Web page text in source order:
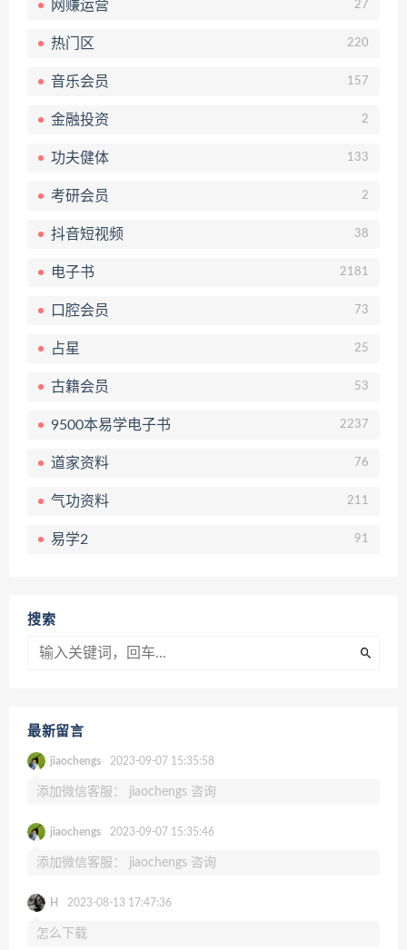
网赚运营 27
热门区 220
音乐会员 157
金融投资 2
功夫健体 133
考研会员 2
抖音短视频 38
电子书 2181
口腔会员 73
占星 25
古籍会员 53
9500本易学电子书 2237
道家资料 76
气功资料 211
易学2 91
搜索
最新留言
jiaochengs 2023-09-07 15:35:58
添加微信客服： jiaochengs 咨询
jiaochengs 2023-09-07 15:35:46
添加微信客服： jiaochengs 咨询
H 2023-08-13 17:47:36
怎么下载